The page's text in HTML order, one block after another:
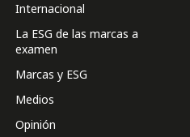
Internacional
La ESG de las marcas a
examen
Marcas y ESG
Medios
Opinión